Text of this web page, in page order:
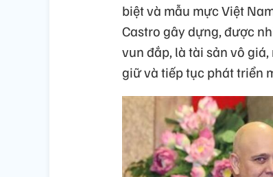
biệt và mẫu mực Việt
Castro gây dựng, được
vun đắp, là tài sản vô
giữ và tiếp tục phát triển